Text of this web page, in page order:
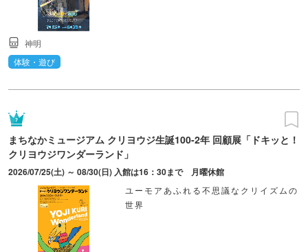
神明
体験・遊び
まちなかミュージアム クリヨウジ生誕100-2年 回顧展「ドキッと！
クリヨウジワンダーランド」
2026/07/25(土) ～ 08/30(日) 入館は16：30まで 月曜休館
ユーモアあふれる不思議なクリイズムの
世界